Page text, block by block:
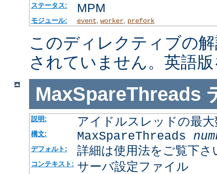
ステータス: MPM
モジュール: event worker, prefork
このディレクティブの
されていません。英語
MaxSpareThreads
説明: アイドルスレッドの最大
構文: MaxSpareThreads
デフォルト: 詳細は使用法をご覧下さ
コンテキスト: サーバ設定ファイル